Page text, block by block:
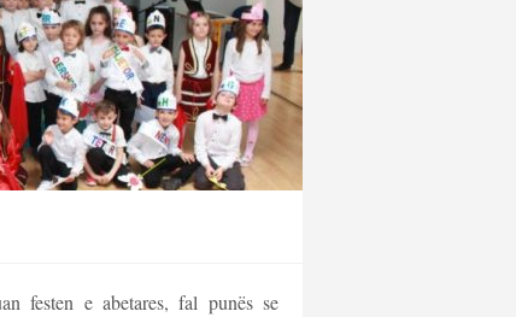
festen e abetares, fal punës se